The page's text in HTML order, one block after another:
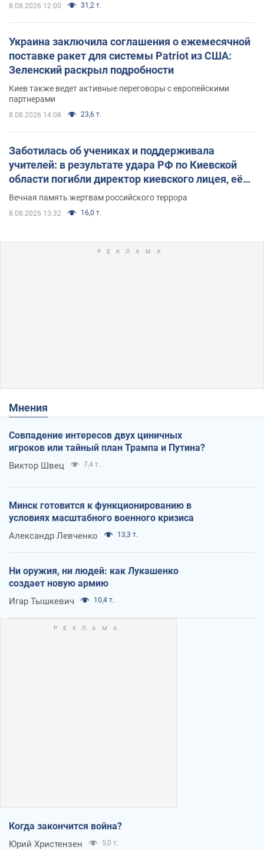
8.08.2026 12:00 31,2 т.
Украина заключила соглашения о ежемесячной
поставке ракет для системы Patriot из США:
Зеленский раскрыл подробности
Киев также ведет активные переговоры с европейскими
партнерами
8.08.2026 14:08 23,6 т.
Заботилась об учениках и поддерживала
учителей: в результате удара РФ по Киевской
области погибли директор киевского лицея, её
муж и внук
Вечная память жертвам российского террора
8.08.2026 13:32 16,0 т.
Мнения
Совпадение интересов двух циничных
игроков или тайный план Трампа и Путина?
Виктор Швец 7,4 т.
Минск готовится к функционированию в
условиях масштабного военного кризиса
Александр Левченко 13,3 т.
Ни оружия, ни людей: как Лукашенко
создает новую армию
Игар Тышкевич 10,4 т.
Когда закончится война?
Юрий Христензен 5,0 т.